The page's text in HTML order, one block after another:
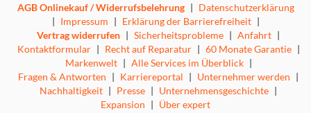
AGB Onlinekauf / Widerrufsbelehrung | Datenschutzerklärung
| Impressum | Erklärung der Barrierefreiheit |
Vertrag widerrufen | Sicherheitsprobleme | Anfahrt |
Kontaktformular | Recht auf Reparatur | 60 Monate Garantie |
Markenwelt | Alle Services im Überblick |
Fragen & Antworten | Karriereportal | Unternehmer werden |
Nachhaltigkeit | Presse | Unternehmensgeschichte |
Expansion | Über expert